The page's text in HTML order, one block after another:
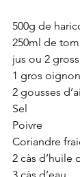
500g de
250ml de
jus ou 2
1 gros
2 gousses
Sel
Poivre
Coriandre
2 càs d’huile
3 càs d’eau